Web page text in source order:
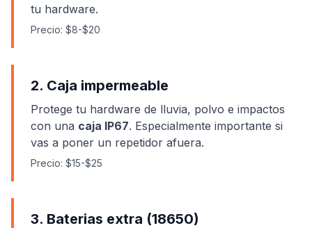
tu hardware.
Precio: $8-$20
2. Caja impermeable
Protege tu hardware de lluvia, polvo e impactos
con una caja IP67. Especialmente importante si
vas a poner un repetidor afuera.
Precio: $15-$25
3. Baterias extra (18650)